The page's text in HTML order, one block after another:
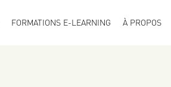
FORMATIONS E-LEARNING À PROPOS